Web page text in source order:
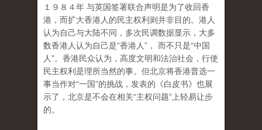
１９８４年 与英国签署联合声明是为了收回香
港，而扩大香港人的民主权利则并非目的。港人
认为自己与大陆不同，多次民调数据显示，大多
数香港人认为自己是“香港人”， 而不只是“中国
人”。香港民众认为，高度文明和法治社会，行使
民主权利是理所当然的事。但北京将香港普选一
事当作对“一国”的挑战，发表的《白皮书》也展
示了，北京是不会在相关“主权问题”上轻易让步
的。